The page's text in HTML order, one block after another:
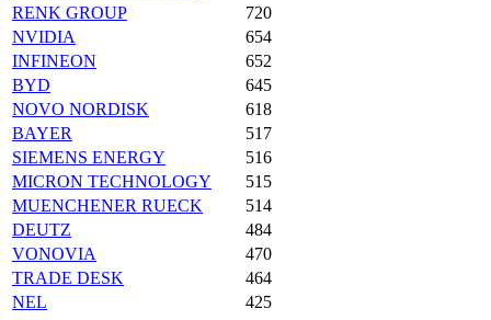
RENK GROUP
720
NVIDIA
654
INFINEON
652
BYD
645
NOVO NORDISK
618
BAYER
517
SIEMENS ENERGY
516
MICRON TECHNOLOGY
515
MUENCHENER RUECK
514
DEUTZ
484
VONOVIA
470
TRADE DESK
464
NEL
425